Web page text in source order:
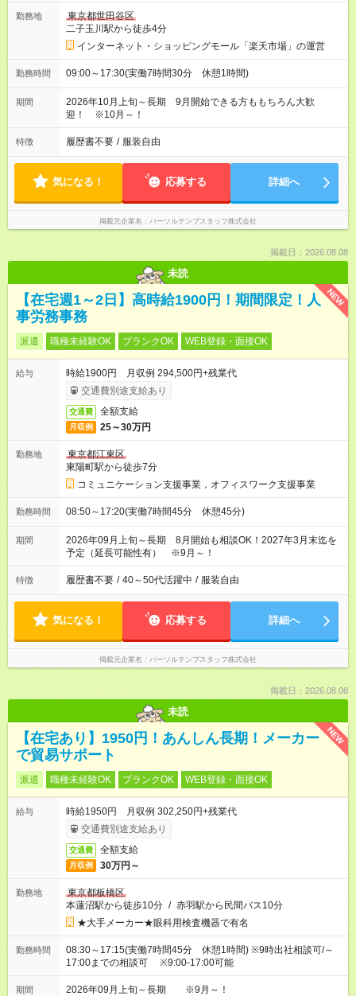
勤務地
東京都世田谷区
二子玉川駅から徒歩4分
インターネット・ショッピングモール「楽天市場」の運営
勤務時間 09:00～17:30(実働7時間30分 休憩1時間)
期間
2026年10月上旬～長期 9月開始できる方ももちろん大歓
迎！ ※10月～！
特徴 履歴書不要 / 服装自由
気になる！ 応募する 詳細へ
掲載元企業名 パーソルテンプスタッフ株式会社
掲載日：2026.08.08
未読
NEW
【在宅週1～2日】高時給1900円！期間限定！人
事労務事務
派遣 職種未経験OK ブランクOK WEB登録・面接OK
給与
時給1900円 月収例 294,500円+残業代
交通費別途支給あり
交通費 全額支給
月収例 25～30万円
勤務地
東京都江東区
東陽町駅から徒歩7分
コミュニケーション支援事業，オフィスワーク支援事業
勤務時間 08:50～17:20(実働7時間45分 休憩45分)
期間
2026年09月上旬～長期 8月開始も相談OK！2027年3月末迄を
予定（延長可能性有） ※9月～！
特徴 履歴書不要 / 40～50代活躍中 / 服装自由
気になる！ 応募する 詳細へ
掲載元企業名 パーソルテンプスタッフ株式会社
掲載日：2026.08.08
未読
NEW
【在宅あり】1950円！あんしん長期！メーカー
で貿易サポート
派遣 職種未経験OK ブランクOK WEB登録・面接OK
給与
時給1950円 月収例 302,250円+残業代
交通費別途支給あり
交通費 全額支給
月収例 30万円～
勤務地
東京都板橋区
本蓮沼駅から徒歩10分 / 赤羽駅から民間バス10分
★大手メーカー★眼科用検査機器で有名
勤務時間
08:30～17:15(実働7時間45分 休憩1時間) ※9時出社相談可/～
17:00までの相談可 ※9:00-17:00可能
期間 2026年09月上旬～長期 ※9月～！